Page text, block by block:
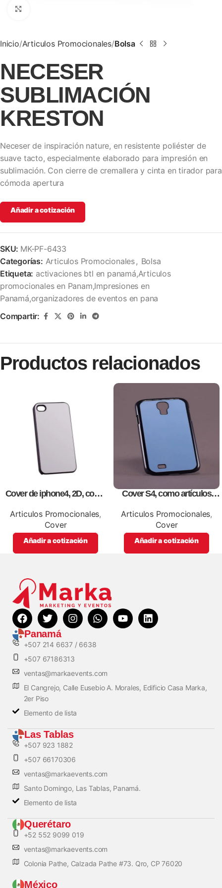
Inicio Articulos Promocionales Bolsa
NECESER
SUBLIMACIÓN
KRESTON
Neceser de inspiración nature, en resistente poliéster de
suave tacto, especialmente elaborado para impresión en
sublimación. Con cierre de cremallera y cinta en tirador para
cómoda apertura
Añadir a cotización
SKU: MK-PF-6433
Categorías: Articulos Promocionales, Bolsa
Etiqueta: activaciones btl en panamá,Articulos
promocionales en Panam,Impresiones en
Panamá,organizadores de eventos en pana
Compartir:
Productos relacionados
Cover de iphone4, 2D, como
Articulos Promocionales,
Cover
Añadir a cotización
Cover S4, como artículos
Articulos Promocionales,
Cover
Añadir a cotización
Panamá
+507 214 6637 / 6638
+507 67186313
ventas@markaevents.com
El Cangrejo, Calle Eusebio A. Morales, Edificio Casa Marka,
2er Piso
Elemento de lista
Las Tablas
+507 923 1882
+507 66170306
ventas@markaevents.com
Santo Domingo, Las Tablas, Panamá.
Elemento de lista
Querétaro
+52 552 9099 019
ventas@markaevents.com
Colonia Pathe, Calzada Pathe #73. Qro, CP 76020
México